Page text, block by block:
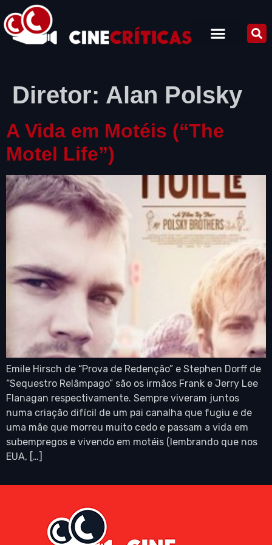
Diretor: Alan Polsky
A Vida em Motéis (“The
Motel Life”)
Emile Hirsch de “Prova de Redenção” e Stephen Dorff de
“Sequestro Relâmpago” são os irmãos Frank e Jerry Lee
Flanagan respectivamente. Sempre viveram juntos
numa criação difícil de um pai canalha que fugiu e de
uma mãe que morreu muito cedo e passam a vida em
subempregos e vivendo em motéis (lembrando que nos
EUA, […]